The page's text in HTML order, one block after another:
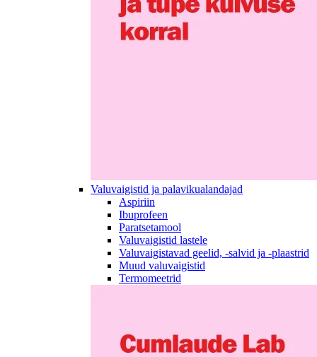
Valuvaigistid ja palavikualandajad
Aspiriin
Ibuprofeen
Paratsetamool
Valuvaigistid lastele
Valuvaigistavad geelid, -salvid ja -plaastrid
Muud valuvaigistid
Termomeetrid